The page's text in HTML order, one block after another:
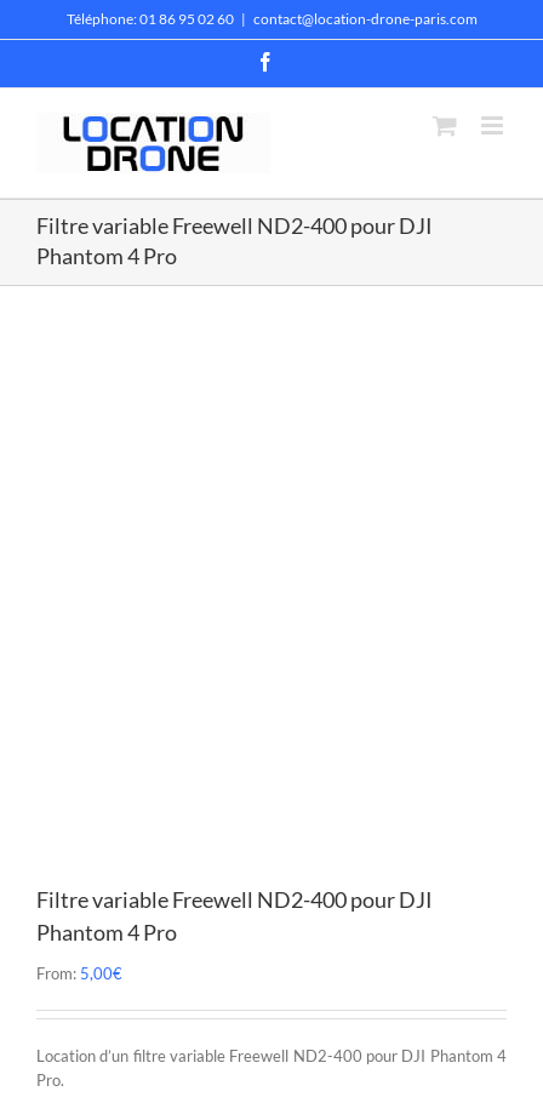
au
Téléphone: 01 86 95 02 60 | contact@location-drone-paris.com
Filtre variable Freewell ND2-400 pour DJI
Phantom 4 Pro
Filtre variable Freewell ND2-400 pour DJI
Phantom 4 Pro
From: 5,00€
Location d’un filtre variable Freewell ND2-400 pour DJI Phantom 4
Pro.